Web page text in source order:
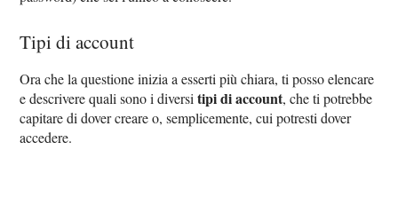
Tipi di account
Ora che la questione inizia a esserti più chiara, ti posso elencare
e descrivere quali sono i diversitipi di account, che ti potrebbe
capitare di dover creare o, semplicemente, cui potresti dover
accedere.